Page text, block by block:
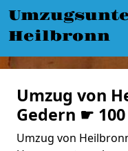
Heilbronn
Umzug von
Gedern ☛
Umzug von